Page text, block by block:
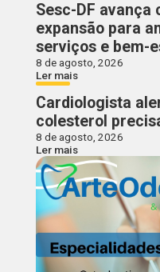
Sesc-DF avança
expansão para
serviços e bem-
8 de agosto, 2026
Ler mais
Cardiologista
colesterol
8 de agosto, 2026
Ler mais